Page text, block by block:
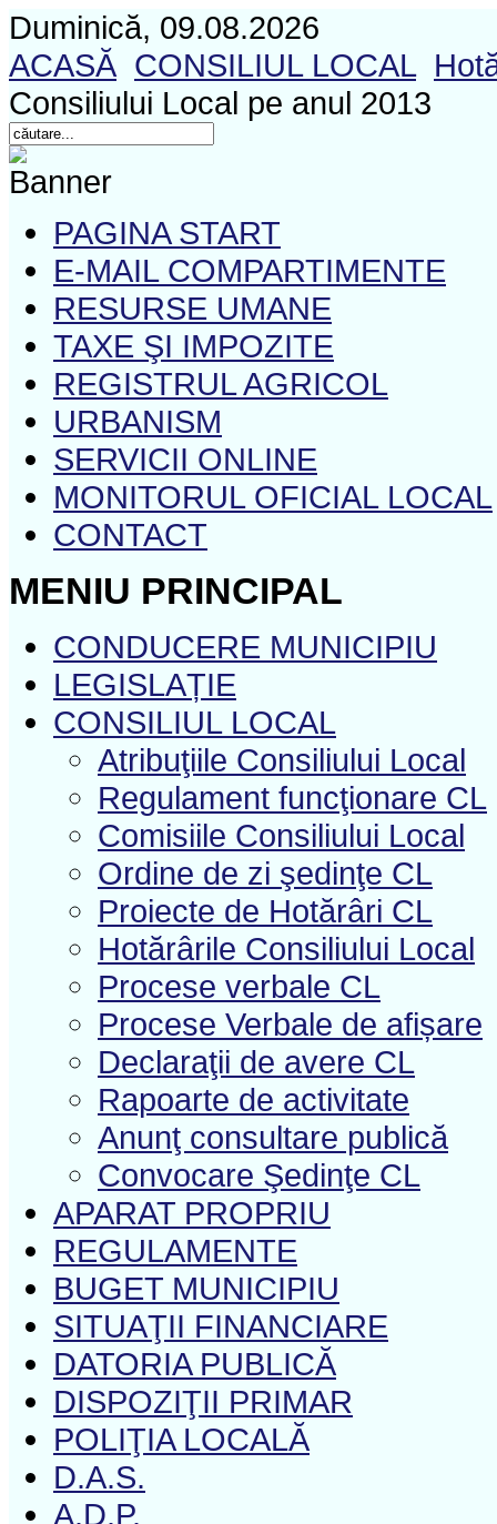
Duminică, 09.08.2026
ACASĂ CONSILIUL LOCAL
Consiliului Local pe anul 2013
PAGINA START
E-MAIL COMPARTIMENTE
RESURSE UMANE
TAXE ŞI IMPOZITE
REGISTRUL AGRICOL
URBANISM
SERVICII ONLINE
MONITORUL OFICIAL LOCAL
CONTACT
MENIU PRINCIPAL
CONDUCERE MUNICIPIU
LEGISLAȚIE
CONSILIUL LOCAL
Atribuţiile Consiliului Local
Regulament funcţionare CL
Comisiile Consiliului Local
Ordine de zi şedinţe CL
Proiecte de Hotărâri CL
Hotărârile Consiliului Local
Procese verbale CL
Procese Verbale de afișare
Declaraţii de avere CL
Rapoarte de activitate
Anunţ consultare publică
Convocare Şedinţe CL
APARAT PROPRIU
REGULAMENTE
BUGET MUNICIPIU
SITUAŢII FINANCIARE
DATORIA PUBLICĂ
DISPOZIŢII PRIMAR
POLIŢIA LOCALĂ
D.A.S.
A.D.P.